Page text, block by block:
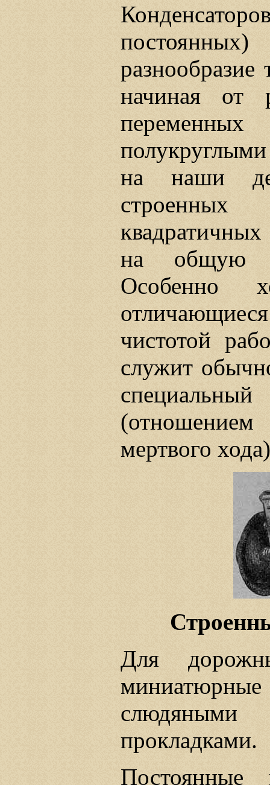
начиная от
на наши
на общую
Особенно
чистотой
служит
мертвого
Для
прокладками.
Постоянные